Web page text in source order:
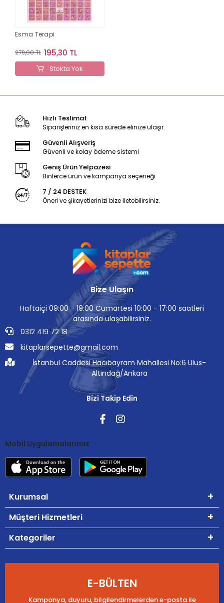
Esma Terapi
279,00 TL 195,30 TL
Stokta Yok
Hızlı Teslimat
Siparişleriniz en kısa sürede elinize ulaşır.
Güvenli Alışveriş
Güvenli ve kolay ödeme sistemi
Geniş Ürün Yelpazesi
Binlerce ürün ve kampanya seçeneği
7 / 24 DESTEK
Öneri ve şikayetlerinizi bize iletebilirsiniz.
Bize Ulaşın
Haftaiçi 09:00 - 19:00 Cumartesi 10:00 - 17:00 saatleri
arasında ulaşabilirsiniz.
0312 419 72 18
kitaplarsepette@gmail.com
İstanbul Caddesi Hacıbayram Mahallesi No:6 Ulus-
Altındağ/Ankara
Bizi Takip Edin
Mobil Uygulamalarımız
Kurumsal
Müşteri Hizmetleri
Kategoriler
E-BÜLTEN
Kampanya, duyuru, bilgilendirmelerden e-posta ile